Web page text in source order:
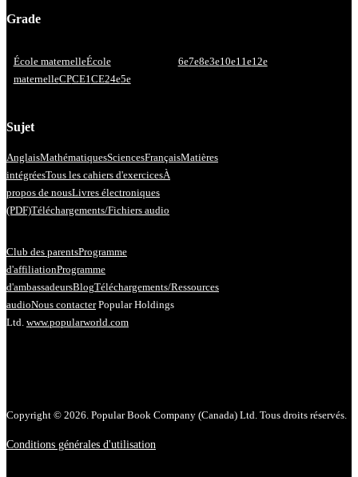
Grade
École maternelleÉcole
maternelleCPCE1 CE24e5e
6e7e8e3e10e11e12e
Sujet
AnglaisMathématiquesSciencesFrançaisMatières
intégréesTous les cahiers d'exercicesÀ
propos de nousLivres électroniques
(PDF)Téléchargements/Fichiers audio
Club des parentsProgramme
d'affiliationProgramme
d'ambassadeursBlogTéléchargements/Ressources
audioNous contacter Popular Holdings
Ltd. www.popularworld.com
Copyright © 2026. Popular Book Company (Canada) Ltd. Tous droits réservés.
Conditions générales d'utilisation